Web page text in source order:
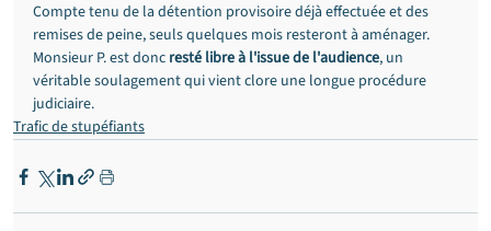
Compte tenu de la détention provisoire déjà effectuée et des
remises de peine, seuls quelques mois resteront à aménager.
Monsieur P. est donc resté libre à l'issue de l'audience, un
véritable soulagement qui vient clore une longue procédure
judiciaire.
Trafic de stupéfiants